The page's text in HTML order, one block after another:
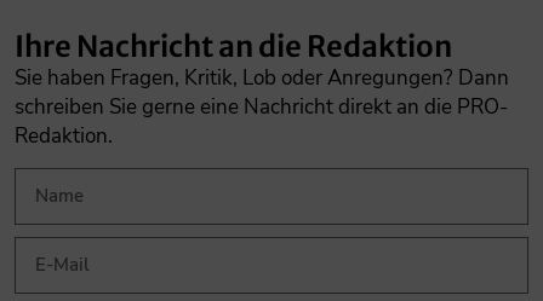
Ihre Nachricht an die Redaktion
Sie haben Fragen, Kritik, Lob oder Anregungen? Dann
schreiben Sie gerne eine Nachricht direkt an die PRO-
Redaktion.